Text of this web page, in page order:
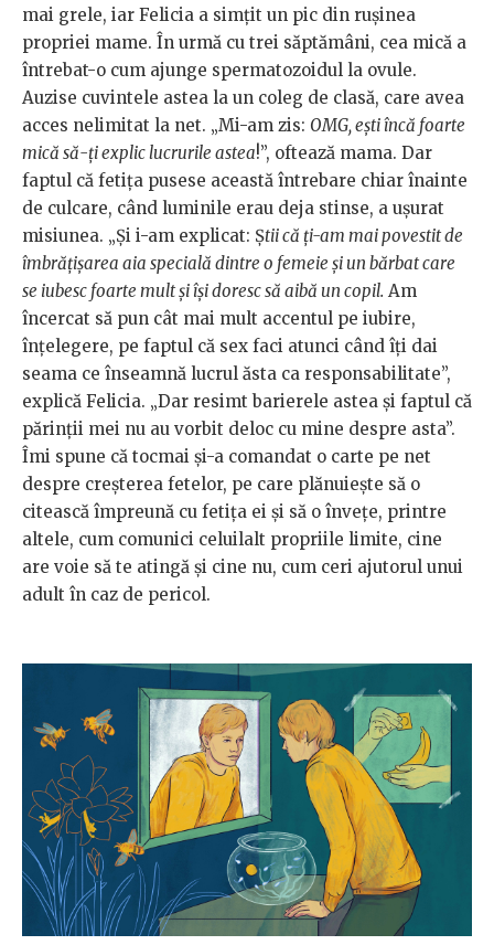
mai grele, iar Felicia a simțit un pic din rușinea
propriei mame. În urmă cu trei săptămâni, cea mică a
întrebat-o cum ajunge spermatozoidul la ovule.
Auzise cuvintele astea la un coleg de clasă, care avea
acces nelimitat la net. „Mi-am zis: OMG, ești încă foarte
mică să-ți explic lucrurile astea!”, oftează mama. Dar
faptul că fetița pusese această întrebare chiar înainte
de culcare, când luminile erau deja stinse, a ușurat
misiunea. „Și i-am explicat: Știi că ți-am mai povestit de
îmbrățișarea aia specială dintre o femeie și un bărbat care
se iubesc foarte mult și își doresc să aibă un copil. Am
încercat să pun cât mai mult accentul pe iubire,
înțelegere, pe faptul că sex faci atunci când îți dai
seama ce înseamnă lucrul ăsta ca responsabilitate”,
explică Felicia. „Dar resimt barierele astea și faptul că
părinții mei nu au vorbit deloc cu mine despre asta”.
Îmi spune că tocmai și-a comandat o carte pe net
despre creșterea fetelor, pe care plănuiește să o
citească împreună cu fetița ei și să o învețe, printre
altele, cum comunici celuilalt propriile limite, cine
are voie să te atingă și cine nu, cum ceri ajutorul unui
adult în caz de pericol.